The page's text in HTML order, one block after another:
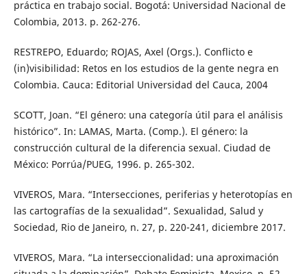
práctica en trabajo social. Bogotá: Universidad Nacional de
Colombia, 2013. p. 262-276.
RESTREPO, Eduardo; ROJAS, Axel (Orgs.). Conflicto e
(in)visibilidad: Retos en los estudios de la gente negra en
Colombia. Cauca: Editorial Universidad del Cauca, 2004
SCOTT, Joan. “El género: una categoría útil para el análisis
histórico”. In: LAMAS, Marta. (Comp.). El género: la
construcción cultural de la diferencia sexual. Ciudad de
México: Porrúa/PUEG, 1996. p. 265-302.
VIVEROS, Mara. “Intersecciones, periferias y heterotopías en
las cartografías de la sexualidad”. Sexualidad, Salud y
Sociedad, Rio de Janeiro, n. 27, p. 220-241, diciembre 2017.
VIVEROS, Mara. “La interseccionalidad: una aproximación